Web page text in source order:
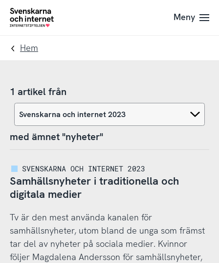
Till
navigation
Till
innehåll
To
Meny
Hem
1 artikel från
med ämnet "nyheter"
SVENSKARNA OCH INTERNET 2023
Samhällsnyheter i traditionella och
digitala medier
Tv är den mest använda kanalen för
samhällsnyheter, utom bland de unga som främst
tar del av nyheter på sociala medier. Kvinnor
följer Magdalena Andersson för samhällsnyheter,